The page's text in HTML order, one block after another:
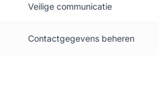
Veilige communicatie
Contactgegevens beheren